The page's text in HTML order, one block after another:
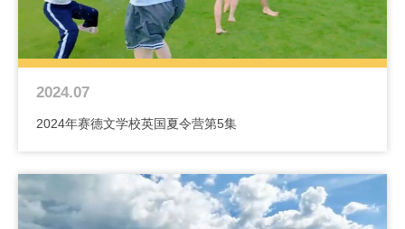
2024.07
2024年赛德文学校英国夏令营第5集